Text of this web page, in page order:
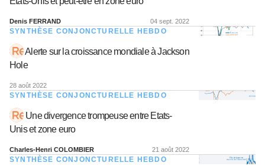
Denis FERRAND 04 sept. 2022
SYNTHÈSE CONJONCTURELLE HEBDO
Alerte sur la croissance mondiale à Jackson
Hole
28 août 2022
SYNTHÈSE CONJONCTURELLE HEBDO
Une divergence trompeuse entre Etats-
Unis et zone euro
Charles-Henri COLOMBIER 21 août 2022
SYNTHÈSE CONJONCTURELLE HEBDO